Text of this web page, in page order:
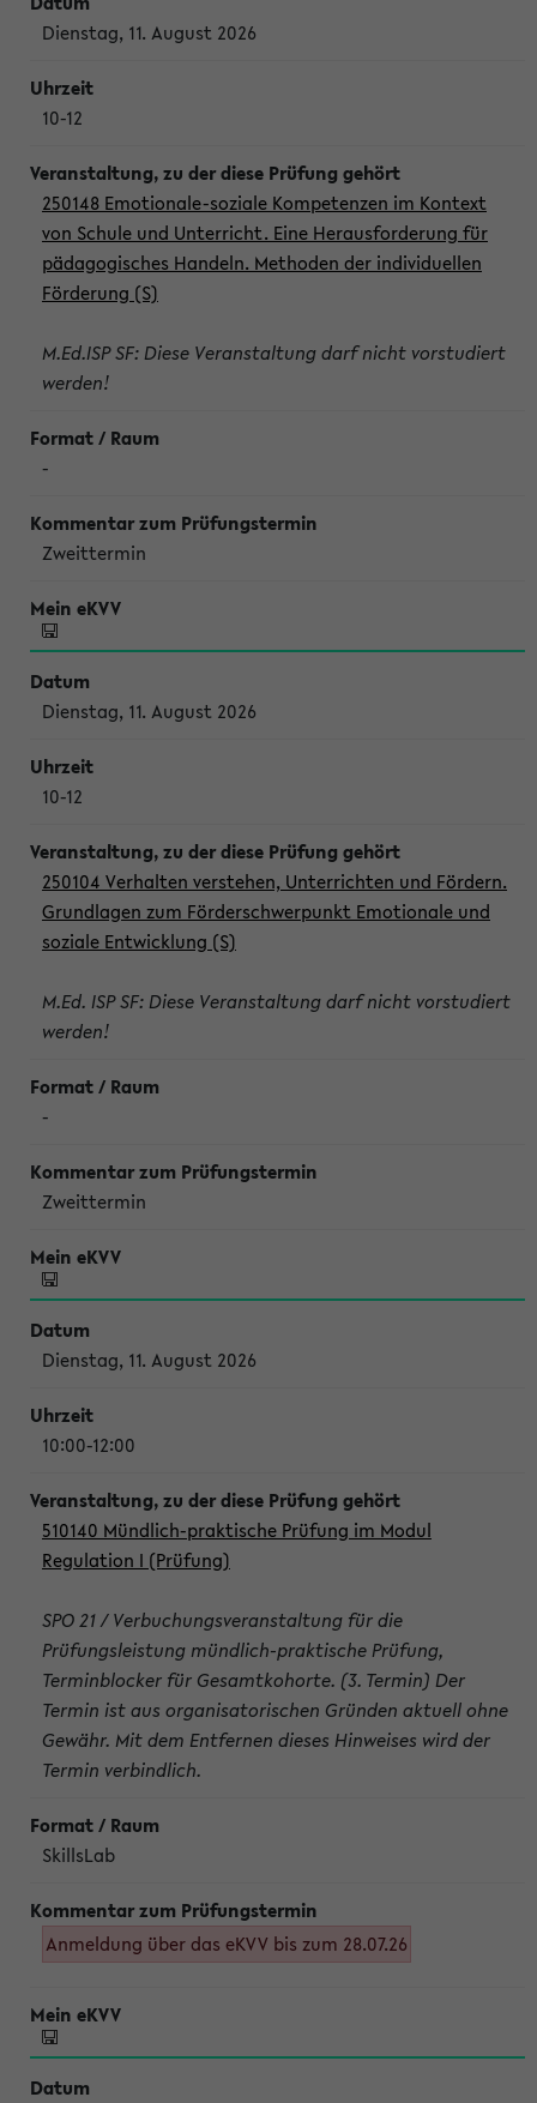
Dienstag, 11. August 2026
10-12
250148 Emotionale-soziale Kompetenzen im Kontext
von Schule und Unterricht. Eine Herausforderung für
pädagogisches Handeln. Methoden der individuellen
Förderung (S)
M.Ed.ISP SF: Diese Veranstaltung darf nicht vorstudiert
werden!
-
Zweittermin
Dienstag, 11. August 2026
10-12
250104 Verhalten verstehen, Unterrichten und Fördern.
Grundlagen zum Förderschwerpunkt Emotionale und
soziale Entwicklung (S)
M.Ed. ISP SF: Diese Veranstaltung darf nicht vorstudiert
werden!
-
Zweittermin
Dienstag, 11. August 2026
10:00-12:00
510140 Mündlich-praktische Prüfung im Modul
Regulation I (Prüfung)
SPO 21 / Verbuchungsveranstaltung für die
Prüfungsleistung mündlich-praktische Prüfung,
Terminblocker für Gesamtkohorte. (3. Termin) Der
Termin ist aus organisatorischen Gründen aktuell ohne
Gewähr. Mit dem Entfernen dieses Hinweises wird der
Termin verbindlich.
SkillsLab
Anmeldung über das eKVV bis zum 28.07.26